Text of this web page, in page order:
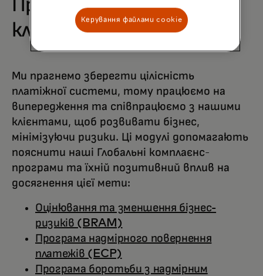
Програми відповідності
клієнтів
Ми прагнемо зберегти цілісність
платіжної системи, тому працюємо на
випередження та співпрацюємо з нашими
клієнтами, щоб розвивати бізнес,
мінімізуючи ризики. Ці модулі допомагають
пояснити наші Глобальні комплаєнс-
програми та їхній позитивний вплив на
досягнення цієї мети:
Оцінювання та зменшення бізнес-
ризиків (BRAM)
Програма надмірного повернення
платежів (ECP)
Програма боротьби з надмірним
Керування файлами cookie